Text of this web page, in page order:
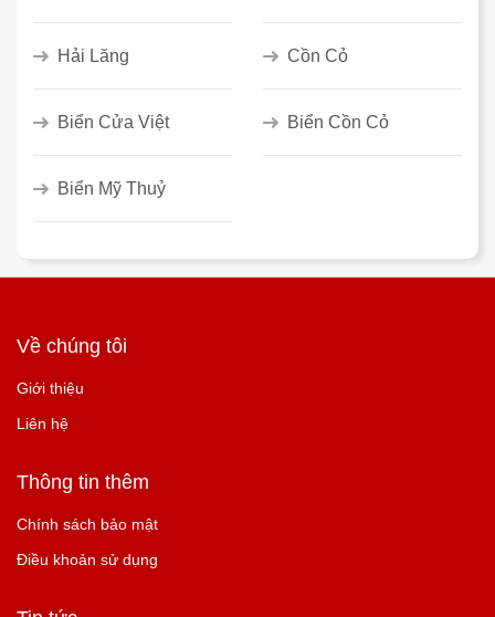
Hải Lăng Cồn Cỏ
Biển Cửa Việt Biển Cồn Cỏ
Biển Mỹ Thuỷ
Về chúng tôi
Giới thiệu
Liên hệ
Thông tin thêm
Chính sách bảo mật
Điều khoản sử dụng